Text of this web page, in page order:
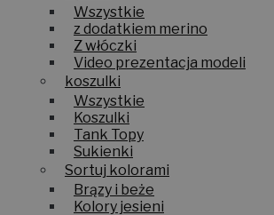
Opaski
Wszystkie
z dodatkiem merino
Z włóczki
Video prezentacja modeli
koszulki
Wszystkie
Koszulki
Tank Topy
Sukienki
Sortuj kolorami
Brązy i beże